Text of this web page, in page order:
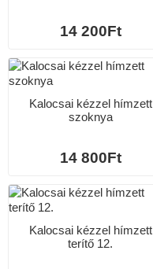
14 200Ft
Kalocsai kézzel hímzett
szoknya
14 800Ft
Kalocsai kézzel hímzett
terítő 12.